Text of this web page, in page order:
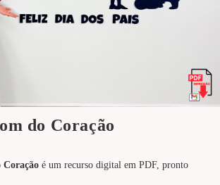
do Coração
Coração é um recurso digital em PDF, pronto